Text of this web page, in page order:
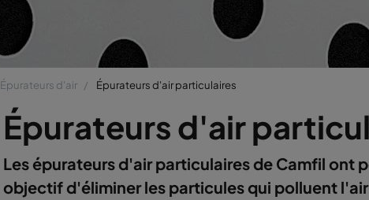
Épurateurs d'air Épurateurs d'air particulaires
Épurateurs d'air
Les épurateurs d'air particulaires de Camfil ont
objectif d'éliminer les particules qui polluent